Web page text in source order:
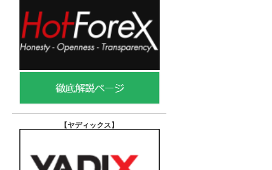
【ヤディックス 】